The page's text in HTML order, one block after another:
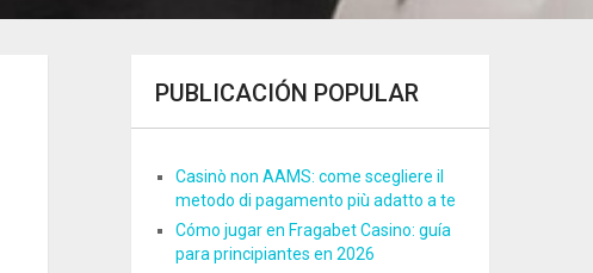
PUBLICACIÓN POPULAR
Casinò non AAMS: come scegliere il
metodo di pagamento più adatto a te
Cómo jugar en Fragabet Casino: guía
para principiantes en 2026